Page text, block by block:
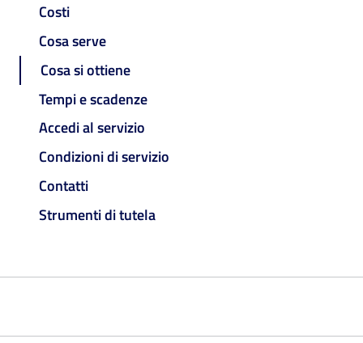
Costi
Cosa serve
Cosa si ottiene
Tempi e scadenze
Accedi al servizio
Condizioni di servizio
Contatti
Strumenti di tutela